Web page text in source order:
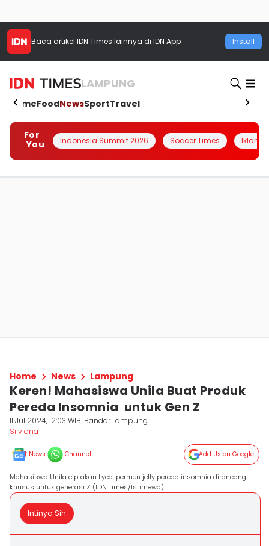
Baca artikel IDN Times lainnya di IDN App Install
LAMPUNG
HomeFoodNewsSportTravel
For
You
Indonesia Summit 2026 Soccer Times Iklanin
Home News Lampung
Keren! Mahasiswa Unila Buat Produk
Pereda Insomnia untuk Gen Z
11 Jul 2024, 12:03 WIB Bandar Lampung
Silviana
News Channel Add Us on Google
Mahasiswa Unila ciptakan Lyca, permen jelly pereda insomnia dirancang
khusus untuk generasi Z (IDN Times/Istimewa)
Intinya Sih